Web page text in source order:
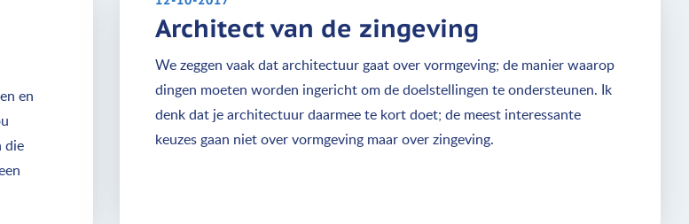
en
die
Architect van de zingeving
We zeggen vaak dat architectuur gaat over vormgeving; de manier waarop
dingen moeten worden ingericht om de doelstellingen te ondersteunen. Ik
denk dat je architectuur daarmee te kort doet; de meest interessante
keuzes gaan niet over vormgeving maar over zingeving.